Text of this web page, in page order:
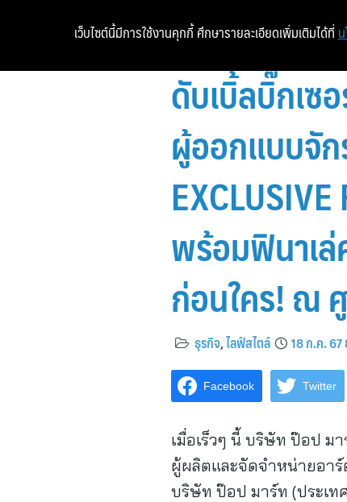
ดับเบิ้ลบิ๊กเซ
ผู้ออกแบบจัก
พร้อมฟินาเล่
ก่อนใคร! ณ
ธุรกิจ,ไลฟ์สไตล์ 18 ก.ค.
Facebook Twitter
เมื่อเร็วๆ นี้ บริษัท ป๊อป ม
ผู้ผลิตและจัดจำหน่ายอา
บริษัท ป๊อป มาร์ท (ประเท
เว็บไซต์นี้มีการใช้งานคุกกี้ ศึกษารายละเอียดเพิ่มเติมได้ที่